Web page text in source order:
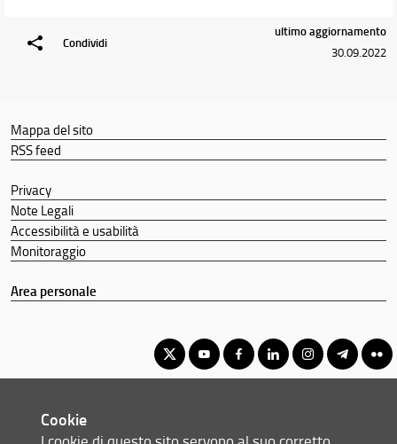
Condividi
ultimo aggiornamento
30.09.2022
Mappa del sito
RSS feed
Privacy
Note Legali
Accessibilità e usabilità
Monitoraggio
Area personale
© Copyright 2012-2026 Università degli Studi di Firenze UNIFI
Cookie